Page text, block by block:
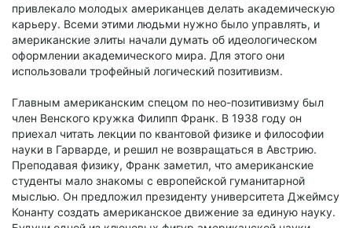
привлекало молодых американцев делать академическую
карьеру. Всеми этими людьми нужно было управлять, и
американские элиты начали думать об идеологическом
оформлении академического мира. Для этого они
использовали трофейный логический позитивизм.
Главным американским спецом по нео-позитивизму был
член Венского кружка Филипп Франк. В 1938 году он
приехал читать лекции по квантовой физике и философии
науки в Гарварде, и решил не возвращаться в Австрию.
Преподавая физику, Франк заметил, что американские
студенты мало знакомы с европейской гуманитарной
мыслью. Он предложил президенту университета Джеймсу
Конанту создать американское движение за единую науку.